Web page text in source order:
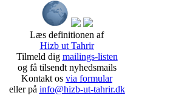
Læs definitionen af
Hizb ut Tahrir
Tilmeld dig mailings-listen
og få tilsendt nyhedsmails
Kontakt os via formular
eller på info@hizb-ut-tahrir.dk